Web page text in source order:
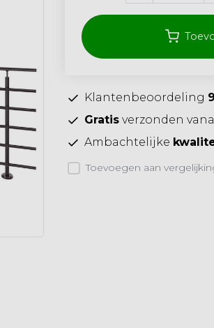
Klantenbeoordeling
Gratis verzonden
Ambachtelijke
Toevoegen aan